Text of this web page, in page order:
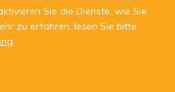
Sie die Dienste, wie Sie
zu erfahren, lesen Sie bitte